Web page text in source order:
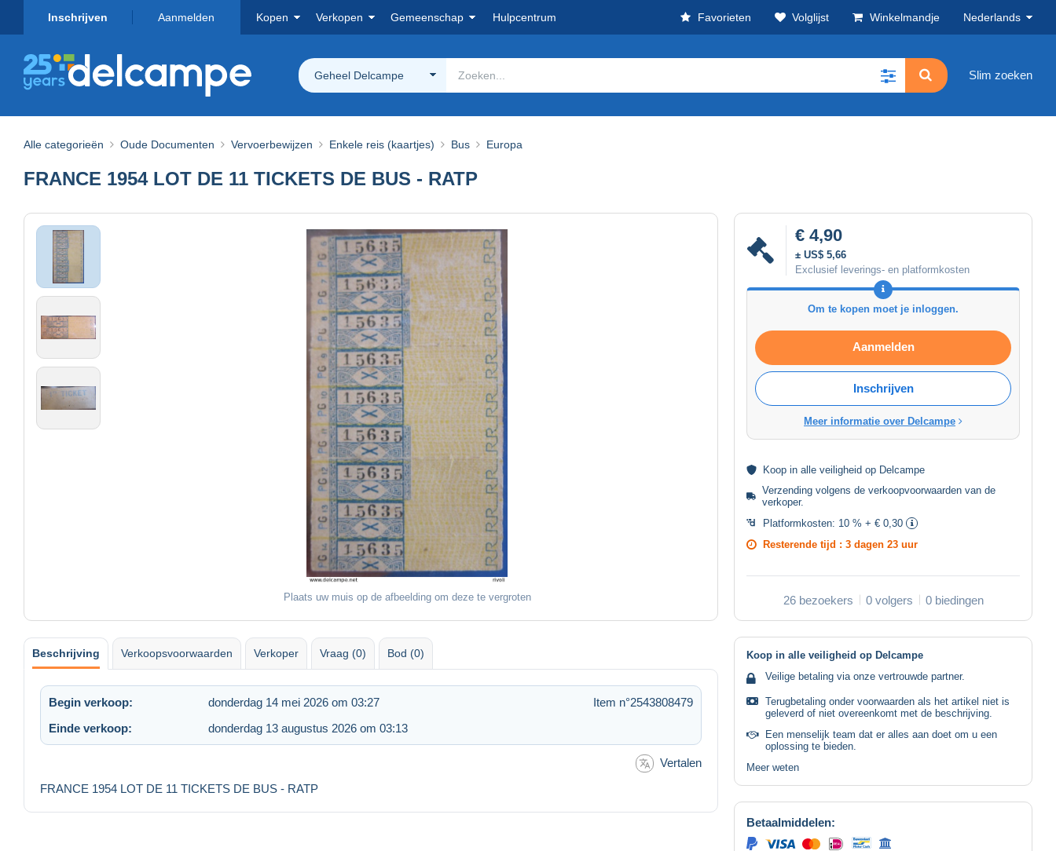
Inschrijven Aanmelden Kopen Verkopen Gemeenschap Hulpcentrum Favorieten Volglijst Winkelmandje Nederlands
Geheel Delcampe Slim zoeken
Alle categorieën Oude Documenten Vervoerbewijzen Enkele reis (kaartjes) Bus Europa
FRANCE 1954 LOT DE 11 TICKETS DE BUS - RATP
Plaats uw muis op de afbeelding om deze te vergroten
€ 4,90
± US$ 5,66
Exclusief leverings- en platformkosten
Om te kopen moet je inloggen.
Aanmelden
Inschrijven
Meer informatie over Delcampe
Koop in alle veiligheid op Delcampe
Verzending volgens deverkoopvoorwaarden van de
verkoper.
Platformkosten: 10 % + € 0,30
Resterende tijd : 3 dagen 23 uur
26 bezoekers 0 volgers 0 biedingen
Beschrijving Verkoopsvoorwaarden Verkoper Vraag (0) Bod (0)
Begin verkoop: donderdag 14 mei 2026 om 03:27
Item n°2543808479
Einde verkoop:
donderdag 13 augustus 2026 om 03:13
Vertalen
FRANCE 1954 LOT DE 11 TICKETS DE BUS - RATP
Koop in alle veiligheid op Delcampe
Veilige betaling via onze vertrouwde partner.
Terugbetaling onder voorwaarden als het artikel niet is
geleverd of niet overeenkomt met de beschrijving.
Een menselijk team dat er alles aan doet om u een
oplossing te bieden.
Meer weten
Betaalmiddelen: